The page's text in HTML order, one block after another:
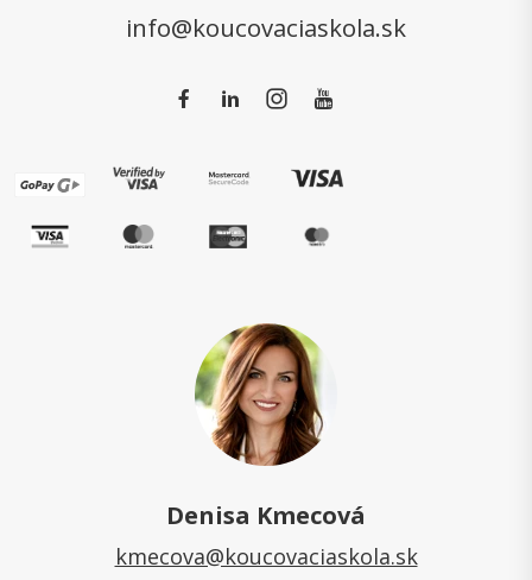
info@koucovaciaskola.sk
Denisa Kmecová
kmecova@koucovaciaskola.sk